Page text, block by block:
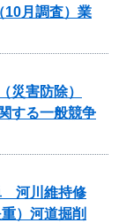
10月調査）業
災害防除）
する一般競争
河川維持修
）河道掘削